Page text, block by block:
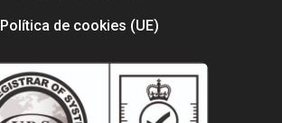
Política de cookies (UE)